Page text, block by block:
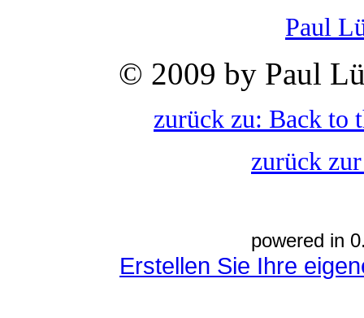
Paul
© 2009 by Paul
zurück zu: Back to
zurück
powered in
Erstellen Sie Ihre